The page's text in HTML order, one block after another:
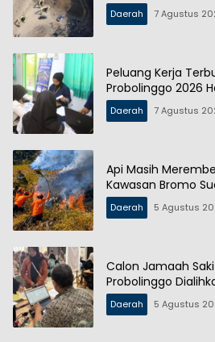
Daerah 7 Agustus
Peluang Kerja
Probolinggo 2026
Daerah 7 Agustus
Api Masih
Kawasan Bromo
Daerah 5 Agustus
Calon Jamaah
Probolinggo
Daerah 5 Agustus